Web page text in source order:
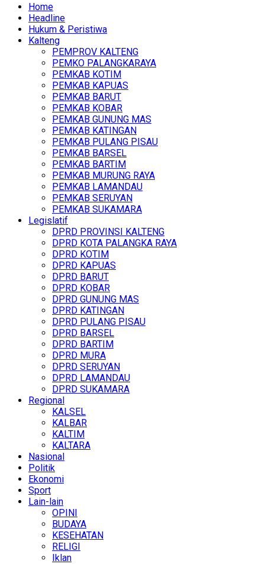
Home
Headline
Hukum & Peristiwa
Kalteng
PEMPROV KALTENG
PEMKO PALANGKARAYA
PEMKAB KOTIM
PEMKAB KAPUAS
PEMKAB BARUT
PEMKAB KOBAR
PEMKAB GUNUNG MAS
PEMKAB KATINGAN
PEMKAB PULANG PISAU
PEMKAB BARSEL
PEMKAB BARTIM
PEMKAB MURUNG RAYA
PEMKAB LAMANDAU
PEMKAB SERUYAN
PEMKAB SUKAMARA
Legislatif
DPRD PROVINSI KALTENG
DPRD KOTA PALANGKA RAYA
DPRD KOTIM
DPRD KAPUAS
DPRD BARUT
DPRD KOBAR
DPRD GUNUNG MAS
DPRD KATINGAN
DPRD PULANG PISAU
DPRD BARSEL
DPRD BARTIM
DPRD MURA
DPRD SERUYAN
DPRD LAMANDAU
DPRD SUKAMARA
Regional
KALSEL
KALBAR
KALTIM
KALTARA
Nasional
Politik
Ekonomi
Sport
Lain-lain
OPINI
BUDAYA
KESEHATAN
RELIGI
Iklan